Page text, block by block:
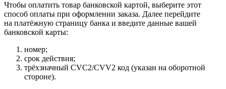
Чтобы оплатить товар банковской картой, выберите этот
способ оплаты при оформлении заказа. Далее перейдите
на платёжную страницу банка и введите данные вашей
банковской карты:
номер;
срок действия;
трёхзначный CVC2/CVV2 код (указан на оборотной
стороне).